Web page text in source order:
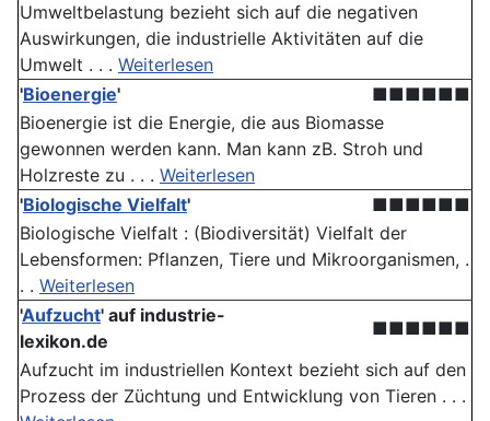
Umweltbelastung bezieht sich auf die negativen
Auswirkungen, die industrielle Aktivitäten auf die
Umwelt . . . Weiterlesen
'Bioenergie'
■■■■■■
Bioenergie ist die Energie, die aus Biomasse
gewonnen werden kann. Man kann zB. Stroh und
Holzreste zu . . . Weiterlesen
'Biologische Vielfalt'
■■■■■■
Biologische Vielfalt : (Biodiversität) Vielfalt der
Lebensformen: Pflanzen, Tiere und Mikroorganismen, .
. . Weiterlesen
'Aufzucht' auf industrie-
lexikon.de
■■■■■■
Aufzucht im industriellen Kontext bezieht sich auf den
Prozess der Züchtung und Entwicklung von Tieren . . .